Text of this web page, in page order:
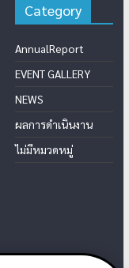
Category
AnnualReport
EVENT GALLERY
NEWS
ผลการดำเนินงาน
ไม่มีหมวดหมู่